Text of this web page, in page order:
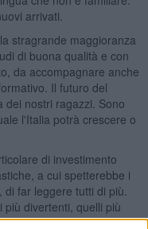
arrivati.
stragrande maggioranza
di buona qualità e con
da accompagnare anche
Il futuro del
dei nostri ragazzi. Sono
l'Italia potrà crescere o
di investimento
a cui spetterebbe i
far leggere tutti di più.
più divertenti, quelli più
Servirebbe uno